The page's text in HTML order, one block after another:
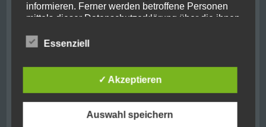
Juni 2019(1)
September 2018
November 2017(11)
informieren. Ferner werden betroffene Personen
mittels dieser Datenschutzerklärung über die ihnen
Maßnahmen umgesetzt, um einen möglichst
lückenlosen Schutz der über diese Internetseite
sicherzustellen. Dennoch können Internetbasierte
Datenübertragungen grundsätzlich
Essenziell
✓ Akzeptieren
Auswahl speichern